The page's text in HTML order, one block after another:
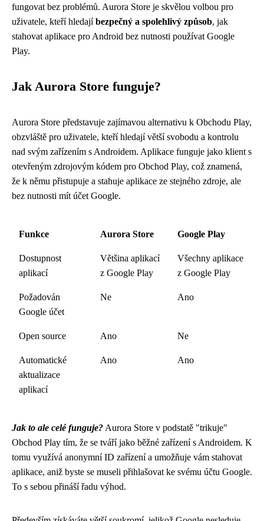
fungovat bez problémů. Aurora Store je skvělou volbou pro
uživatele, kteří hledajíbezpečný a spolehlivý způsob, jak
stahovat aplikace pro Android bez nutnosti používat Google
Play.
Jak Aurora Store funguje?
Aurora Store představuje zajímavou alternativu k Obchodu Play,
obzvláště pro uživatele, kteří hledají větší svobodu a kontrolu
nad svým zařízením s Androidem. Aplikace funguje jako klient s
otevřeným zdrojovým kódem pro Obchod Play, což znamená,
že k němu přistupuje a stahuje aplikace ze stejného zdroje, ale
bez nutnosti mít účet Google.
Funkce Aurora Store Google Play
Dostupnost
aplikací
Většina aplikací
z Google Play
Všechny aplikace
z Google Play
Požadován
Google účet
Ne Ano
Open source Ano Ne
Automatické
aktualizace
aplikací
Ano Ano
Jak to ale celé funguje? Aurora Store v podstatě "trikuje"
Obchod Play tím, že se tváří jako běžné zařízení s Androidem. K
tomu využívá anonymní ID zařízení a umožňuje vám stahovat
aplikace, aniž byste se museli přihlašovat ke svému účtu Google.
To s sebou přináší řadu výhod.